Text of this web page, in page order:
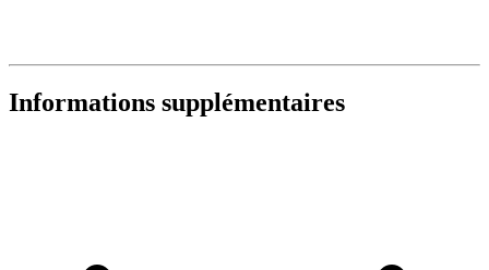
Informations supplémentaires